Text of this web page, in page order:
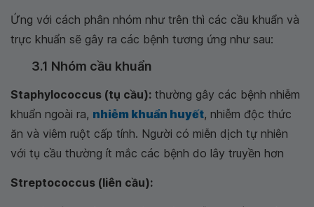
Ứng với cách phân nhóm như trên thì các cầu khuẩn và
trực khuẩn sẽ gây ra các bệnh tương ứng như sau:
3.1 Nhóm cầu khuẩn
Staphylococcus (tụ cầu): thường gây các bệnh nhiễm
khuẩn ngoài ra, nhiễm khuẩn huyết, nhiễm độc thức
ăn và viêm ruột cấp tính. Người có miễn dịch tự nhiên
với tụ cầu thường ít mắc các bệnh do lây truyền hơn
Streptococcus (liên cầu):